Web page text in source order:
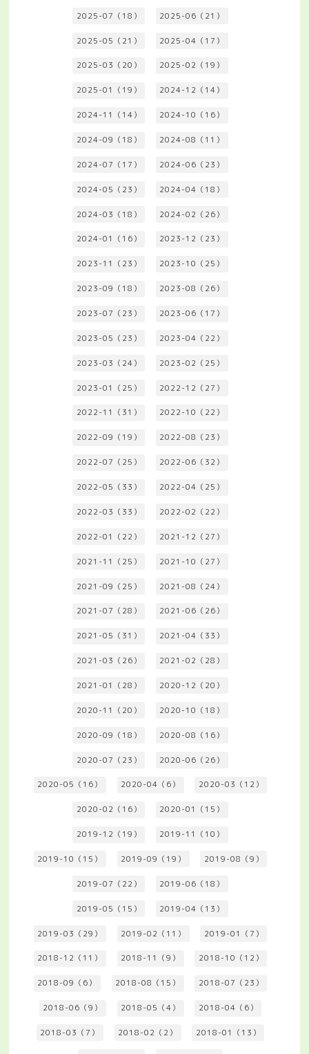
2025-07（18） 2025-06（21）
2025-05（21） 2025-04（17）
2025-03（20） 2025-02（19）
2025-01（19） 2024-12（14）
2024-11（14） 2024-10（16）
2024-09（18） 2024-08（11）
2024-07（17） 2024-06（23）
2024-05（23） 2024-04（18）
2024-03（18） 2024-02（26）
2024-01（16） 2023-12（23）
2023-11（23） 2023-10（25）
2023-09（18） 2023-08（26）
2023-07（23） 2023-06（17）
2023-05（23） 2023-04（22）
2023-03（24） 2023-02（25）
2023-01（25） 2022-12（27）
2022-11（31） 2022-10（22）
2022-09（19） 2022-08（23）
2022-07（25） 2022-06（32）
2022-05（33） 2022-04（25）
2022-03（33） 2022-02（22）
2022-01（22） 2021-12（27）
2021-11（25） 2021-10（27）
2021-09（25） 2021-08（24）
2021-07（28） 2021-06（26）
2021-05（31） 2021-04（33）
2021-03（26） 2021-02（28）
2021-01（28） 2020-12（20）
2020-11（20） 2020-10（18）
2020-09（18） 2020-08（16）
2020-07（23） 2020-06（26）
2020-05（16） 2020-04（6） 2020-03（12）
2020-02（16） 2020-01（15）
2019-12（19） 2019-11（10）
2019-10（15） 2019-09（19） 2019-08（9）
2019-07（22） 2019-06（18）
2019-05（15） 2019-04（13）
2019-03（29） 2019-02（11） 2019-01（7）
2018-12（11） 2018-11（9） 2018-10（12）
2018-09（6） 2018-08（15） 2018-07（23）
2018-06（9） 2018-05（4） 2018-04（6）
2018-03（7） 2018-02（2） 2018-01（13）